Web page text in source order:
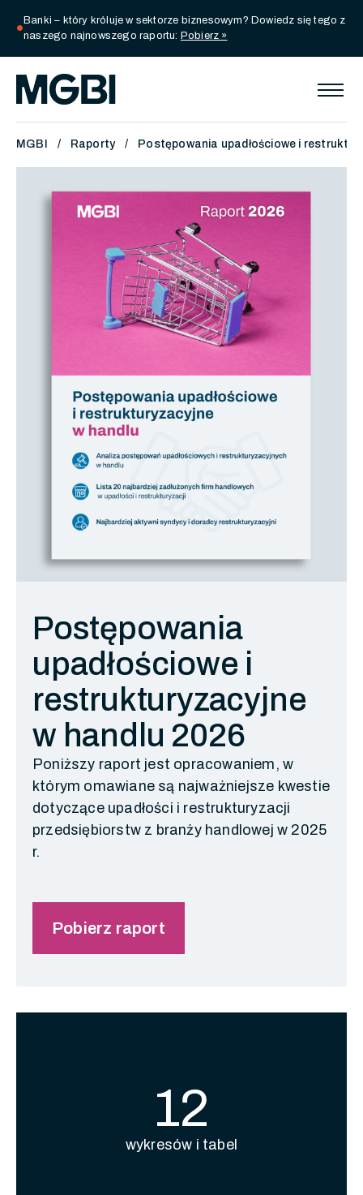
circle
Banki – który króluje w sektorze biznesowym? Dowiedz się tego z
naszego najnowszego raportu: Pobierz »
MGBI Raporty Postępowania upadłościowe i
Postępowania
upadłościowe i
restrukturyzacyjne
w handlu 2026
Poniższy raport jest opracowaniem, w
którym omawiane są najważniejsze kwestie
dotyczące upadłości i restrukturyzacji
przedsiębiorstw z branży handlowej w 2025
r.
Pobierz raport
12
wykresów i tabel